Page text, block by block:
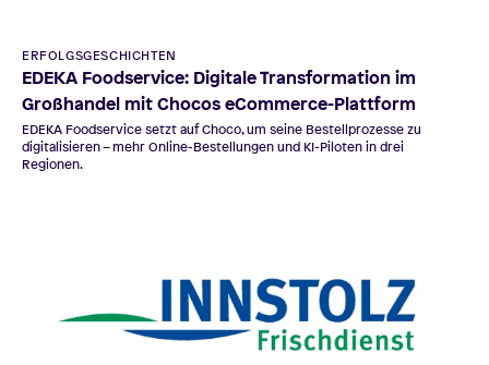
ERFOLGSGESCHICHTEN
EDEKA Foodservice: Digitale Transformation im
Großhandel mit Chocos eCommerce-Plattform
EDEKA Foodservice setzt auf Choco, um seine Bestellprozesse zu
digitalisieren – mehr Online-Bestellungen und KI-Piloten in drei
Regionen.